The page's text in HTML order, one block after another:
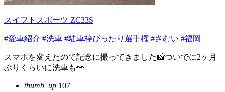
スイフトスポーツ ZC33S
#愛車紹介 #洗車 #駐車枠ぴったり選手権 #さむい #福岡
スマホを変えたので記念に撮ってきました📸ついでに2ヶ月
ぶりくらいに洗車も👀
thumb_up 107